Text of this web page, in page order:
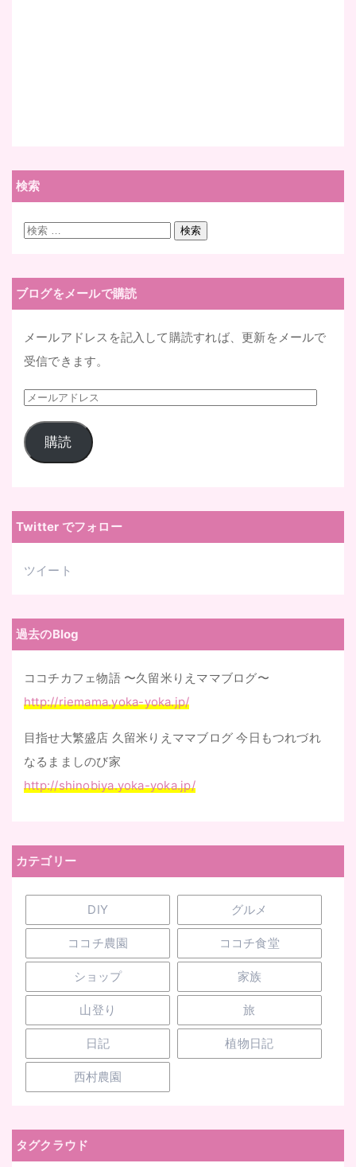
検索
検
検索
ブログをメールで購読
メールアドレスを記入して購読すれば、更新をメールで
受信できます。
メ
ル
レ
購読
Twitter でフォロー
ツイート
過去のBlog
ココチカフェ物語 〜久留米りえママブログ〜
http://riemama.yoka-yoka.jp/
目指せ大繁盛店 久留米りえママブログ 今日もつれづれ
なるまましのび家
http://shinobiya.yoka-yoka.jp/
カテゴリー
DIY グルメ
ココチ農園 ココチ食堂
ショップ 家族
山登り 旅
日記 植物日記
西村農園
タグクラウド